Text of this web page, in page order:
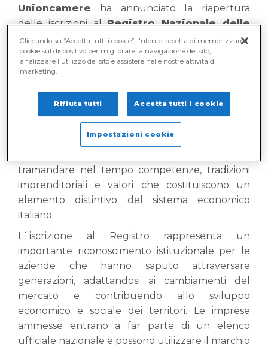
Unioncamere ha annunciato la riapertura
delle iscrizioni alRegistro Nazionale delle
Imprese Storiche Italiane, l`iniziativa che
valorizza e promuove le imprese che
rappresentano un patrimonio economico,
Il Registro raccoglie le imprese che hanno svolto
la propria attività senza interruzioni per almeno
tramandare nel tempo competenze, tradizioni
imprenditoriali e valori che costituiscono un
elemento distintivo del sistema economico
italiano.
L`iscrizione al Registro rappresenta un
importante riconoscimento istituzionale per le
aziende che hanno saputo attraversare
generazioni, adattandosi ai cambiamenti del
mercato e contribuendo allo sviluppo
economico e sociale dei territori. Le imprese
ammesse entrano a far parte di un elenco
ufficiale nazionale e possono utilizzare il marchio
Cliccando su “Accetta tutti i cookie”, l'utente accetta di memorizzare i
cookie sul dispositivo per migliorare la navigazione del sito,
analizzare l'utilizzo del sito e assistere nelle nostre attività di
marketing.
Rifiuta tutti Accetta tutti i cookie
Impostazioni cookie